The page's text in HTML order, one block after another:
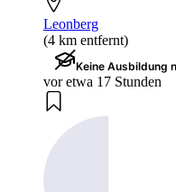
Leonberg
(4 km entfernt)
Keine Ausbildung
vor etwa 17 Stunden